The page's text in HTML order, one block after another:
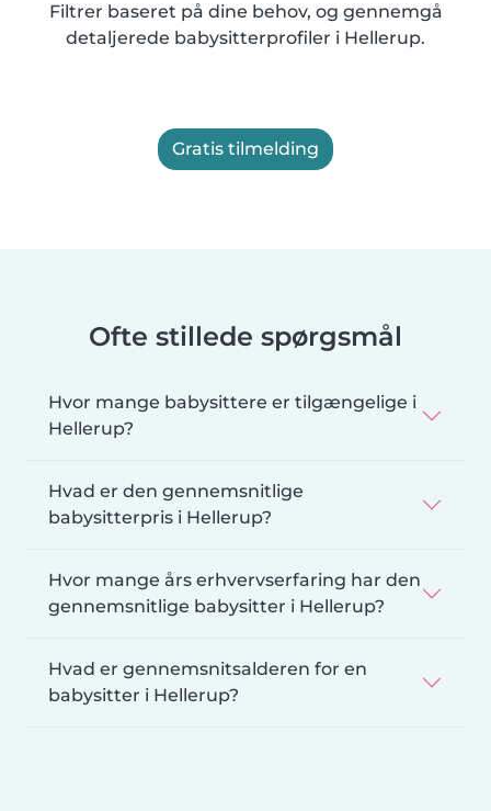
Filtrer baseret på dine behov, og gennemgå
detaljerede babysitterprofiler i Hellerup.
Gratis tilmelding
Ofte stillede spørgsmål
Hvor mange babysittere er tilgængelige i
Hellerup?
Hvad er den gennemsnitlige
babysitterpris i Hellerup?
Hvor mange års erhvervserfaring har den
gennemsnitlige babysitter i Hellerup?
Hvad er gennemsnitsalderen for en
babysitter i Hellerup?